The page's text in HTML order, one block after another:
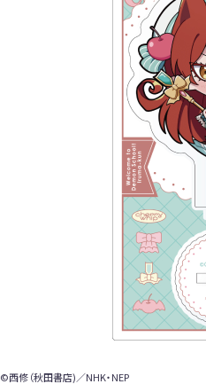
©西修（秋田書店)／NHK・NEP